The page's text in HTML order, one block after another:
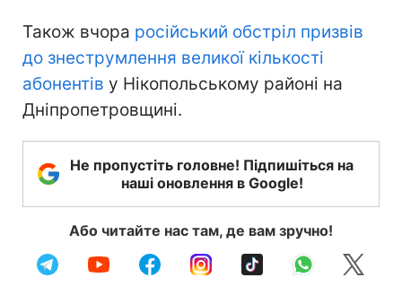
Також вчора російський обстріл призвів
до знеструмлення великої кількості
абонентів у Нікопольському районі на
Дніпропетровщині.
Не пропустіть головне! Підпишіться на
наші оновлення в Google!
Або читайте нас там, де вам зручно!